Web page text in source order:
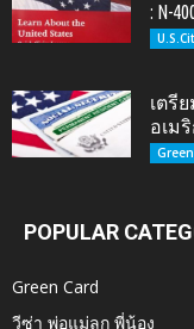
: N-
เตรี
อเม
POPULAR
Green Card
วีซ่า พ่อแม่ลูก พี่น้อง